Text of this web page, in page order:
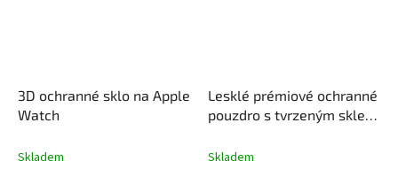
3D ochranné sklo na Apple
Watch
Skladem
Lesklé prémiové ochranné
pouzdro s tvrzeným sklem
Skladem